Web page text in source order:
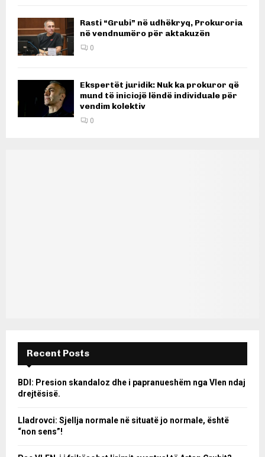
Rasti “Grubi” në udhëkryq, Prokuroria
në vendnumëro për aktakuzën
0
Ekspertët juridik: Nuk ka prokuror që
mund të iniciojë lëndë individuale për
vendim kolektiv
0
Recent Posts
BDI: Presion skandaloz dhe i papranueshëm nga Vlen ndaj
drejtësisë.
Lladrovci: Sjellja normale në situatë jo normale, është
“non sens”!